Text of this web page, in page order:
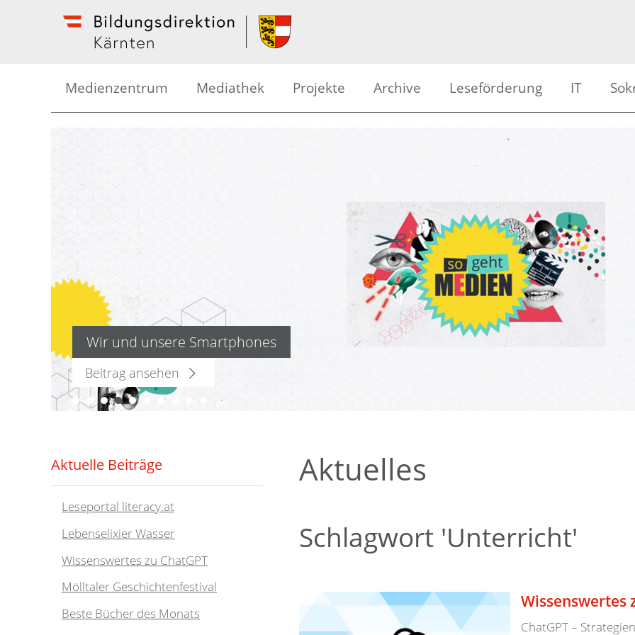
Medienzentrum
Mediathek
Mediathek Projekte
Trickfilm | Video
Hören erleben
Archive
Archiv Schülerradio
Archiv Videodokumentationen
Leseförderung IT
Downloads
Webserver
Wir und unsere Smartphones
Beitrag ansehen
Aktuelles
Schlagwort 'Unterricht'
Wissenswertes
ChatGPT –
Aktuelle Beiträge
Leseportal literacy.at
Lebenselixier Wasser
Wissenswertes zu ChatGPT
Mölltaler Geschichtenfestival
Beste Bücher des Monats